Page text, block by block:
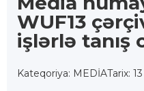
WUF13
işlərlə tanış
Kateqoriya: MEDİATarix: